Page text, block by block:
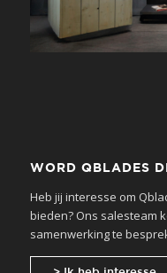
WORD QBLADES
Heb jij interesse om
bieden? Ons salesteam
samenwerking te